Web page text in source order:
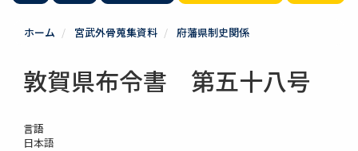
ホーム 宮武外骨蒐集資料 府藩県制史関係
敦賀県布令書 第五十八号
言語
日本語